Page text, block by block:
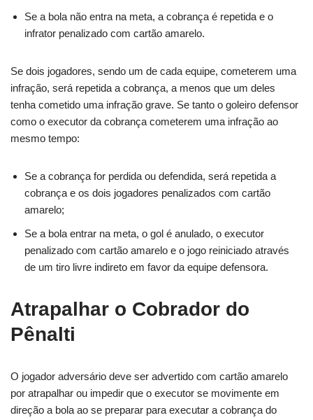
Se a bola não entra na meta, a cobrança é repetida e o
infrator penalizado com cartão amarelo.
Se dois jogadores, sendo um de cada equipe, cometerem uma
infração, será repetida a cobrança, a menos que um deles
tenha cometido uma infração grave. Se tanto o goleiro defensor
como o executor da cobrança cometerem uma infração ao
mesmo tempo:
Se a cobrança for perdida ou defendida, será repetida a
cobrança e os dois jogadores penalizados com cartão
amarelo;
Se a bola entrar na meta, o gol é anulado, o executor
penalizado com cartão amarelo e o jogo reiniciado através
de um tiro livre indireto em favor da equipe defensora.
Atrapalhar o Cobrador do
Pênalti
O jogador adversário deve ser advertido com cartão amarelo
por atrapalhar ou impedir que o executor se movimente em
direção a bola ao se preparar para executar a cobrança do